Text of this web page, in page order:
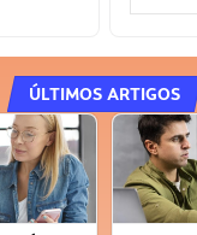
ÚLTIMOS ARTIGOS